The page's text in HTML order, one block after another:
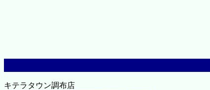
キテラタウン調布店